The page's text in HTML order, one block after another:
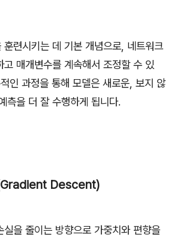
훈련시키는 데 기본 개념으로, 네트워크
고 매개변수를 계속해서 조정할 수 있
인 과정을 통해 모델은 새로운, 보지 않
측을 더 잘 수행하게 됩니다.
Descent)
실을 줄이는 방향으로 가중치와 편향을